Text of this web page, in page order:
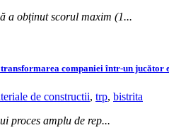
a obținut scorul maxim (1...
companiei într-un jucător
de constructii, trp, bistrita
proces amplu de rep...